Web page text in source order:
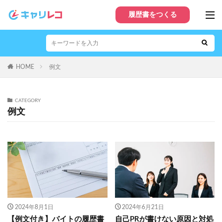
履歴書をつくる
HOME 例文
CATEGORY
例文
2024年8月1日
【例文付き】バイトの履歴書
2024年6月21日
自己PRが書けない原因と対処